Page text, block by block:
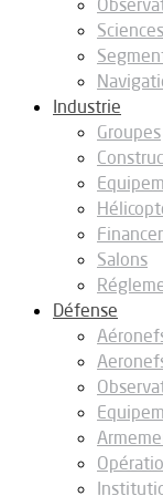
Sciences
Industrie
Groupes
Salons
Défense